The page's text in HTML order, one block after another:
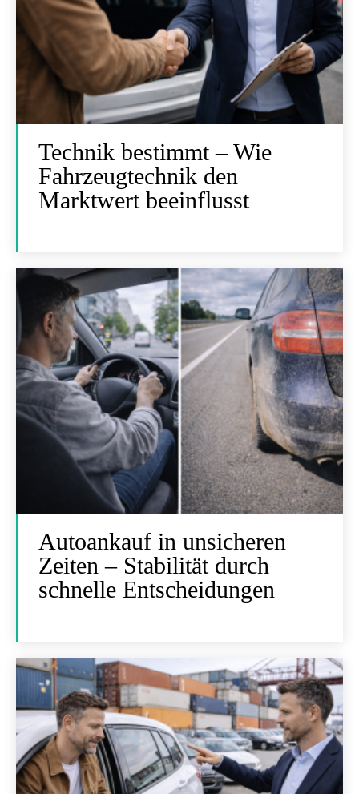
Technik bestimmt – Wie
Fahrzeugtechnik den
Marktwert beeinflusst
Autoankauf in unsicheren
Zeiten – Stabilität durch
schnelle Entscheidungen